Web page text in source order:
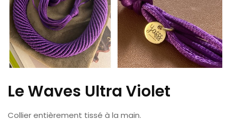
Le Waves Ultra Violet
Collier entièrement tissé à la main.